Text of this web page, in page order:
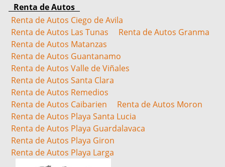
Renta de Autos
Renta de Autos Ciego de Avila
Renta de Autos Las Tunas
Renta de Autos Granma
Renta de Autos Matanzas
Renta de Autos Guantanamo
Renta de Autos Valle de Viñales
Renta de Autos Santa Clara
Renta de Autos Remedios
Renta de Autos Caibarien
Renta de Autos Moron
Renta de Autos Playa Santa Lucia
Renta de Autos Playa Guardalavaca
Renta de Autos Playa Giron
Renta de Autos Playa Larga